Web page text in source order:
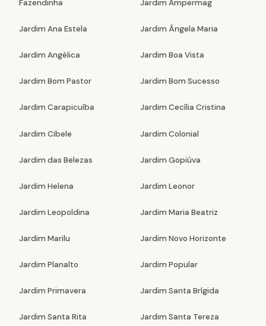
Fazendinha Jardim Ampermag
Jardim Ana Estela Jardim Ângela Maria
Jardim Angélica Jardim Boa Vista
Jardim Bom Pastor Jardim Bom Sucesso
Jardim Carapicuíba Jardim Cecília Cristina
Jardim Cibele Jardim Colonial
Jardim das Belezas Jardim Gopiúva
Jardim Helena Jardim Leonor
Jardim Leopoldina Jardim Maria Beatriz
Jardim Marilu Jardim Novo Horizonte
Jardim Planalto Jardim Popular
Jardim Primavera Jardim Santa Brígida
Jardim Santa Rita Jardim Santa Tereza